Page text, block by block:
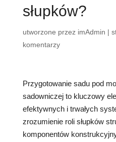
słupków?
utworzone przez imAdmin |
komentarzy
Przygotowanie sadu pod
sadowniczej to kluczowy
efektywnych i trwałych
zrozumienie roli słupków
komponentów